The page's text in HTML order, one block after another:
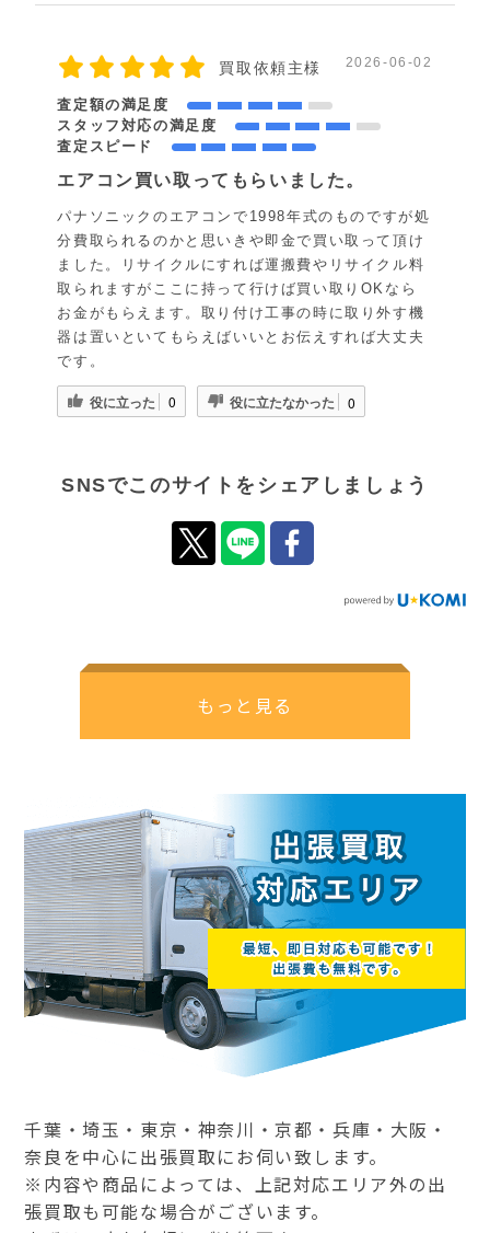
買取依頼主様 2026-06-02
査定額の満足度
スタッフ対応の満足度
査定スピード
エアコン買い取ってもらいました。
パナソニックのエアコンで1998年式のものですが処
分費取られるのかと思いきや即金で買い取って頂け
ました。リサイクルにすれば運搬費やリサイクル料
取られますがここに持って行けば買い取りOKなら
お金がもらえます。取り付け工事の時に取り外す機
器は置いといてもらえばいいとお伝えすれば大丈夫
です。
役に立った 0 役に立たなかった 0
SNSでこのサイトをシェアしましょう
もっと見る
千葉・埼玉・東京・神奈川・京都・兵庫・大阪・
奈良を中心に出張買取にお伺い致します。
※内容や商品によっては、上記対応エリア外の出
張買取も可能な場合がございます。